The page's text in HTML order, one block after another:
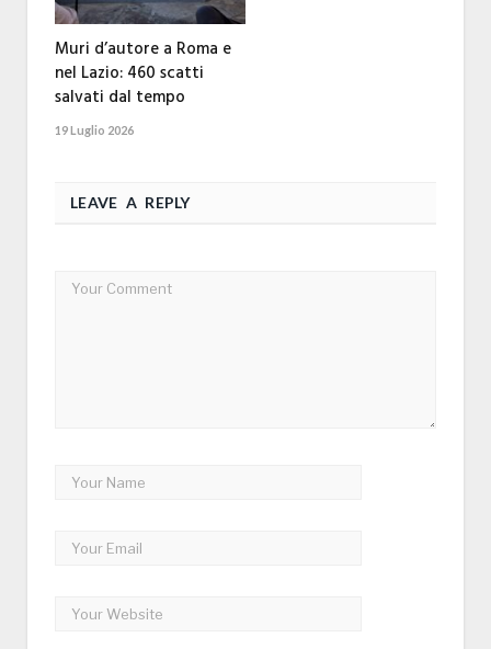
Muri d’autore a Roma e
nel Lazio: 460 scatti
salvati dal tempo
19 Luglio 2026
LEAVE A REPLY